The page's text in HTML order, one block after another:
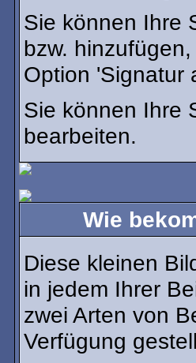
Sie können Ihre
bzw.
Option 'Signatur
Sie können Ihre
bearbeiten.
Wie
Diese kleinen
in jedem Ihrer
zwei Arten von
Verfügung